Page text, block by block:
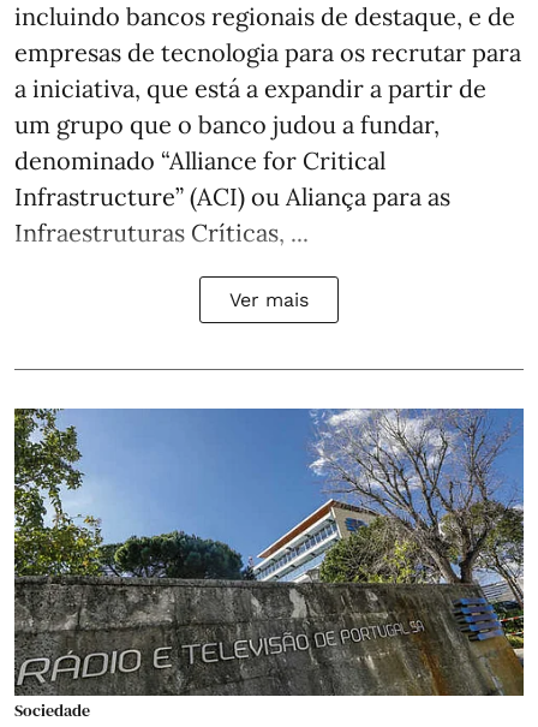
incluindo bancos regionais de destaque, e de
empresas de tecnologia para os recrutar para
a iniciativa, que está a expandir a partir de
um grupo que o banco judou a fundar,
denominado “Alliance for Critical
Infrastructure” (ACI) ou Aliança para as
Infraestruturas Críticas, ...
Ver mais
Sociedade